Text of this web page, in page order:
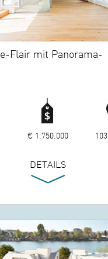
Flair mit Panorama-
€ 1.750.000
DETAILS